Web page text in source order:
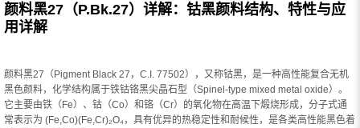
颜料黑27（P.Bk.27）详解：钴黑颜料结构、特性与应
用详解
颜料黑27（Pigment Black 27，C.I. 77502），又称钴黑，是一种高性能复合无机
黑色颜料，化学结构属于铁钴铬黑尖晶石型（Spinel-type mixed metal oxide）。
它主要由铁（Fe）、钴（Co）和铬（Cr）的氧化物在高温下煅烧形成，分子式通
常表示为 (Fe,Co)(Fe,Cr)₂O₄，具有优异的热稳定性和耐候性，是各类高性能黑色着